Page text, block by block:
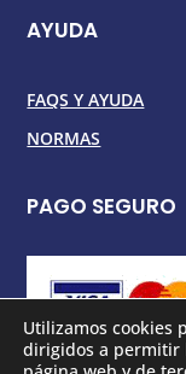
AYUDA
FAQS Y AYUDA
NORMAS
PAGO SEGURO
Utilizamos cookies
dirigidos a permitir